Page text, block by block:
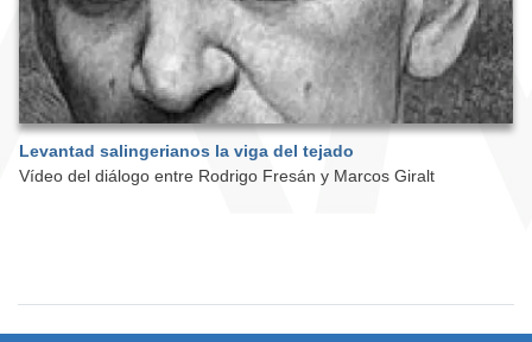
Levantad salingerianos la viga del tejado
Vídeo del diálogo entre Rodrigo Fresán y Marcos Giralt